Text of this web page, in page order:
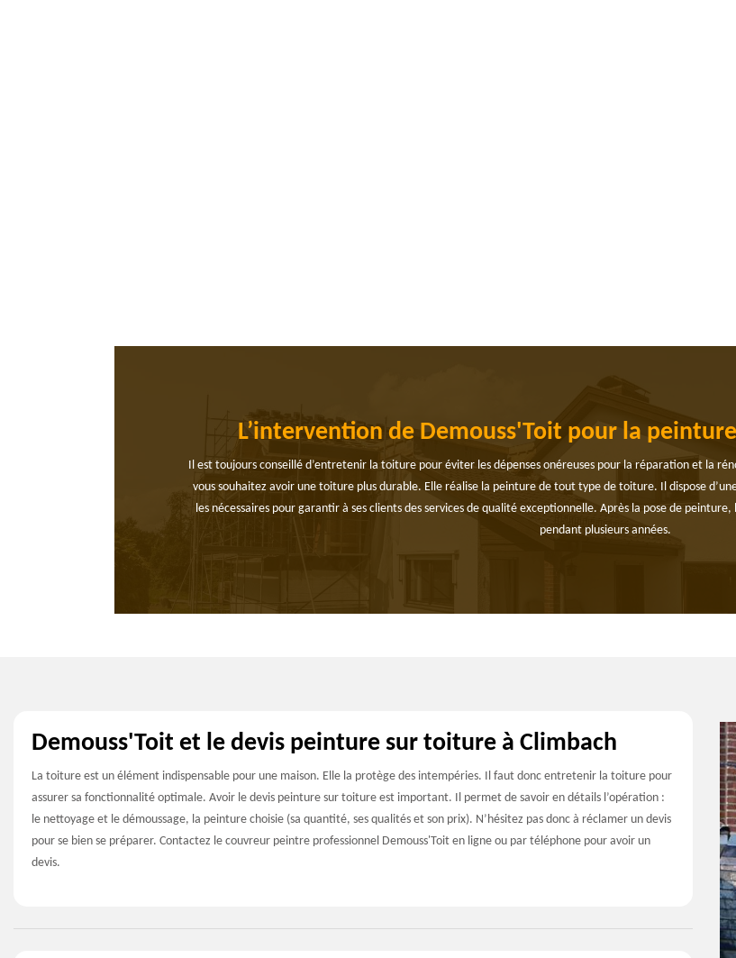
L’intervention de Demouss'Toit pour la
Il est toujours conseillé d’entretenir la toiture pour éviter les dépenses onéreuses pour la réparation et la
vous souhaitez avoir une toiture plus durable. Elle réalise la peinture de tout type de toiture. Il dispose
les nécessaires pour garantir à ses clients des services de qualité exceptionnelle. Après la pose de
pendant plusieurs années.
Demouss'Toit et le devis peinture sur toiture à Climbach
La toiture est un élément indispensable pour une maison. Elle la protège des intempéries. Il faut donc entretenir la toiture pour
assurer sa fonctionnalité optimale. Avoir le devis peinture sur toiture est important. Il permet de savoir en détails l’opération :
le nettoyage et le démoussage, la peinture choisie (sa quantité, ses qualités et son prix). N’hésitez pas donc à réclamer un devis
pour se bien se préparer. Contactez le couvreur peintre professionnel Demouss'Toit en ligne ou par téléphone pour avoir un
devis.